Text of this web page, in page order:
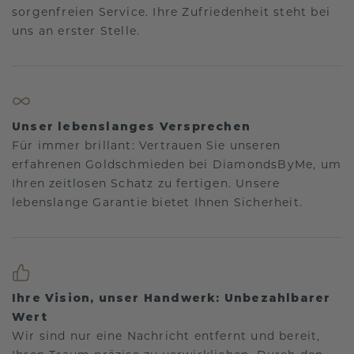
sorgenfreien Service. Ihre Zufriedenheit steht bei
uns an erster Stelle.
Unser lebenslanges Versprechen
Für immer brillant: Vertrauen Sie unseren
erfahrenen Goldschmieden bei DiamondsByMe, um
Ihren zeitlosen Schatz zu fertigen. Unsere
lebenslange Garantie bietet Ihnen Sicherheit.
Ihre Vision, unser Handwerk: Unbezahlbarer
Wert
Wir sind nur eine Nachricht entfernt und bereit,